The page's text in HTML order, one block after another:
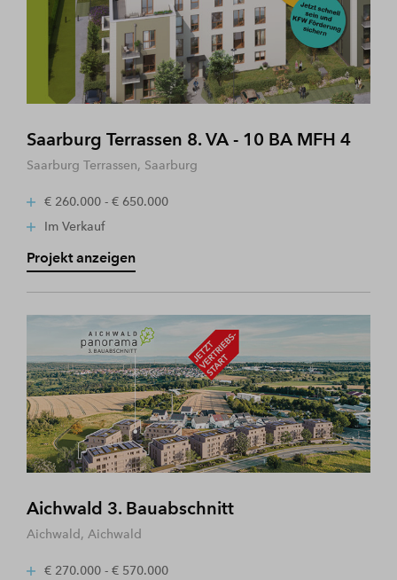
Saarburg Terrassen 8. VA - 10 BA MFH 4
Saarburg Terrassen, Saarburg
€ 260.000 - € 650.000
Im Verkauf
Projekt anzeigen
Aichwald 3. Bauabschnitt
Aichwald, Aichwald
€ 270.000 - € 570.000